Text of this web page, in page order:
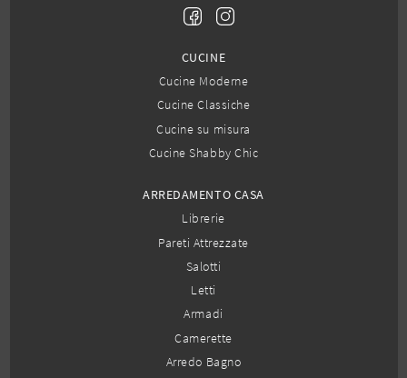
CUCINE
Cucine Moderne
Cucine Classiche
Cucine su misura
Cucine Shabby Chic
ARREDAMENTO CASA
Librerie
Pareti Attrezzate
Salotti
Letti
Armadi
Camerette
Arredo Bagno